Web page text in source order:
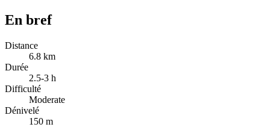
En bref
Distance
6.8 km
Durée
2.5-3 h
Difficulté
Moderate
Dénivelé
150 m